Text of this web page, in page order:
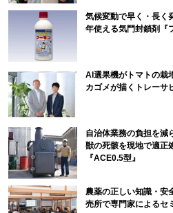
気候変動で早く・長く
年使える気門封鎖剤『
AI選果機がトマトの栽
カゴメが描くトレーサ
自治体業務の負担を
獣の死骸を現地で適
『ACE0.5型』
農薬の正しい知識・安
売所で専門家によるセ